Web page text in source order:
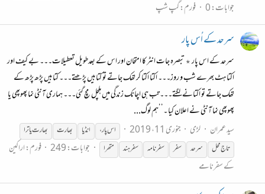
جوابات: 0 فورم:گپ شپ
سرحد کے اُس پار
سرحد کے اس پار ٭ تبصرہ جات انٹر کا امتحان اور اس کے بعدطویل تعطیلات۔۔۔ بے کیف اور
اکتاہٹ بھرے شب و روز۔۔۔ اکتا اکتا کر تھک جاتے تو کتابیں پڑھتے۔۔۔ کتابیں پڑھ پڑھ کے
تھک جاتے تو اکتانے لگتے۔۔۔ تب ہی اچانک زندگی میں ہلچل مچ گئی۔۔۔ ہماری آنٹی نما پھوپھی یا
پھوپھی نما آنٹی نے اعلان کیا ۔’’ہم لوگ...
سید عمران
لڑی جنوری 11، 2019 اس پار، انڈیا بھارت
بھارت یاترا
تاج محل
سرحد سفر سفرنامہ سفرہند متھرا جوابات: 249 فورم:اراکین
کے سفرنامے